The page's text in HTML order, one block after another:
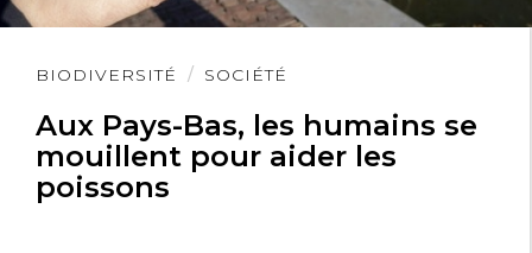
BIODIVERSITÉ SOCIÉTÉ
Aux Pays-Bas, les humains se
mouillent pour aider les
poissons
Lire